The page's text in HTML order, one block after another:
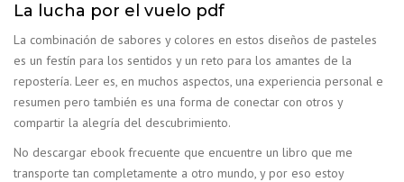
La lucha por el vuelo pdf
La combinación de sabores y colores en estos diseños de pasteles
es un festín para los sentidos y un reto para los amantes de la
repostería. Leer es, en muchos aspectos, una experiencia personal e
resumen pero también es una forma de conectar con otros y
compartir la alegría del descubrimiento.
No descargar ebook frecuente que encuentre un libro que me
transporte tan completamente a otro mundo, y por eso estoy